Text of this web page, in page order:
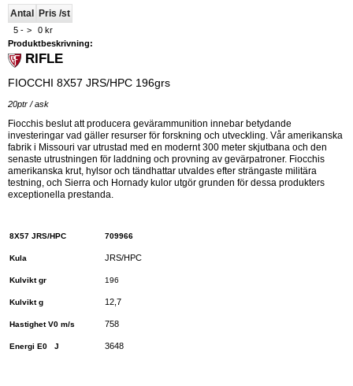
Antal Pris /st
5 - >
0 kr
Produktbeskrivning:
RIFLE
FIOCCHI 8X57 JRS/HPC 196grs
20ptr / ask
Fiocchis beslut att producera gevärammunition innebar betydande
investeringar vad gäller resurser för forskning och utveckling. Vår amerikanska
fabrik i Missouri var utrustad med en modernt 300 meter skjutbana och den
senaste utrustningen för laddning och provning av gevärpatroner. Fiocchis
amerikanska krut, hylsor och tändhattar utvaldes efter strängaste militära
testning, och Sierra och Hornady kulor utgör grunden för dessa produkters
exceptionella prestanda.
8X57 JRS/HPC 709966
Kula JRS/HPC
Kulvikt gr 196
Kulvikt g 12,7
Hastighet V0 m/s 758
Energi E0 J 3648